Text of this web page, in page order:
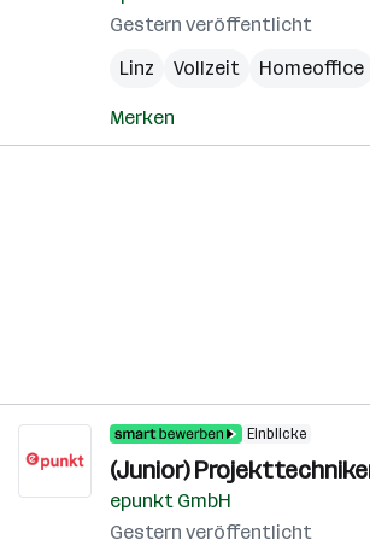
Gestern veröffentlicht
Linz
Vollzeit Homeoffice
Merken
Einblicke
(Junior)
epunkt GmbH
Gestern veröffentlicht